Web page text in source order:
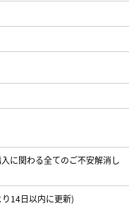
に関わる全てのご不安解消し
14日以内に更新)